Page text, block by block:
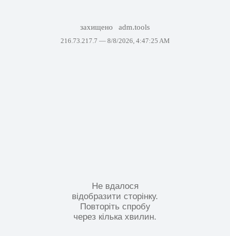
захищено adm.tools
216.73.217.7 — 8/8/2026, 4:47:25 AM
Не вдалося
відобразити сторінку.
Повторіть спробу
через кілька хвилин.